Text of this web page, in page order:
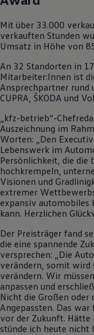
Zubehör
Digitale
Über Ihr
Live
Magazin
Mit über 33.000
verkauften Stunden
Umsatz in Höhe von
An 32 Standorten in
Mitarbeiter:Innen ist
Ansprechpartner rund
CUPRA, ŠKODA und
„kfz-betrieb“-
Auszeichnung im
Worten: „Den
Lebenswerk im
Persönlichkeit, die die
hochkrempeln,
Visionen und
extremer
expansiv automobiles
kann. Herzlichen
Der Preisträger fand
die eine spannende
versprechen: „Die
verändern, somit wird
verändern. Wir
anpassen und
Nicht die Großen oder
Angepassten. Das
vor der Zukunft. Hätte
stünde ich heute nicht